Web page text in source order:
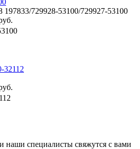
729928-53100/729927-53100
наши специалисты свяжутся с вами